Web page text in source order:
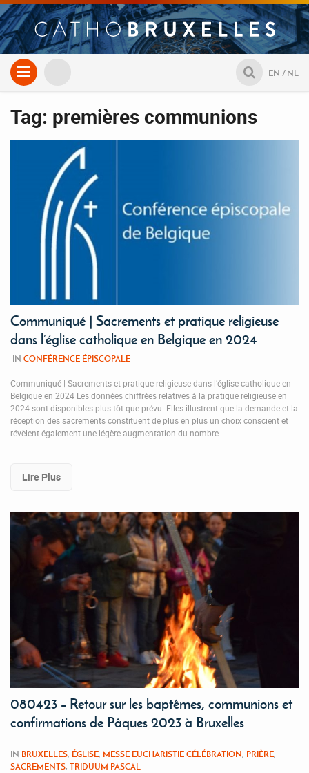
Aller
au
NL
EN
Tag: premières communions
Communiqué | Sacrements et pratique religieuse
dans l’église catholique en Belgique en 2024
IN CONFÉRENCE ÉPISCOPALE
Communiqué | Sacrements et pratique religieuse dans l’église catholique en
Belgique en 2024 Les données chiffrées relatives à la pratique religieuse en
2024 sont disponibles plus tôt que prévu. Elles illustrent que la demande et la
réception des sacrements constituent de plus en plus un choix conscient et
révèlent également une légère augmentation du nombre…
Lire Plus
080423 – Retour sur les baptêmes, communions et
confirmations de Pâques 2023 à Bruxelles
IN BRUXELLES, ÉGLISE, MESSE EUCHARISTIE CÉLÉBRATION, PRIÈRE,
SACREMENTS, TRIDUUM PASCAL